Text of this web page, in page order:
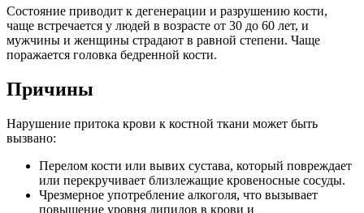
Состояние приводит к дегенерации и разрушению кости,
чаще встречается у людей в возрасте от 30 до 60 лет, и
мужчины и женщины страдают в равной степени. Чаще
поражается головка бедренной кости.
Причины
Нарушение притока крови к костной ткани может быть
вызвано:
Перелом кости или вывих сустава, который повреждает
или перекручивает близлежащие кровеносные сосуды.
Чрезмерное употребление алкоголя, что вызывает
повышение уровня липидов в крови и